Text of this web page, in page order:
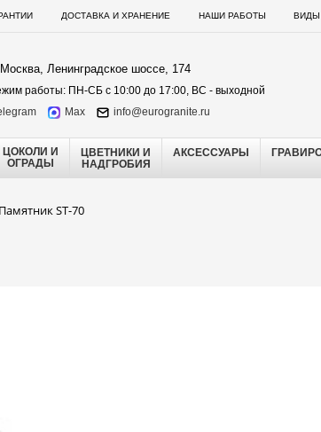
ДОСТАВКА И ХРАНЕНИЕ НАШИ РАБОТЫ ВИДЫ
Ленинградское шоссе, 174
работы: ПН-СБ с 10:00 до 17:00, ВС - выходной
Max info@eurogranite.ru
ЦОКОЛИ И
ОГРАДЫ
ЦВЕТНИКИ И
НАДГРОБИЯ
АКСЕССУАРЫ
Памятник ST-70